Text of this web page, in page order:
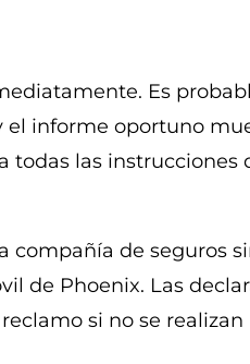
Es
el informe oportuno
todas las instrucciones
compañía de seguros
de Phoenix. Las
si no se realizan